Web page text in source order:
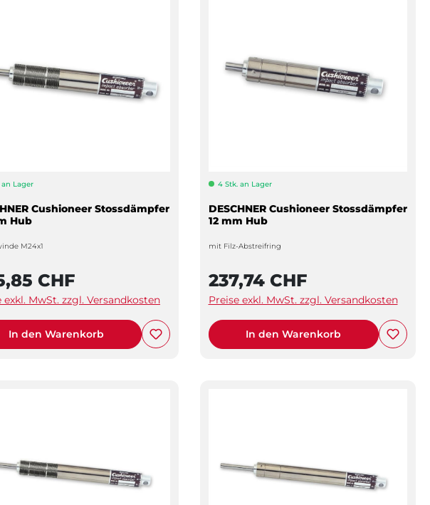
an Lager
Cushioneer Stossdämpfer
Hub
M24x1
CHF
exkl. MwSt. zzgl. Versandkosten
In den Warenkorb
4 Stk. an Lager
DESCHNER Cushioneer Stossdämpfer
12 mm Hub
mit Filz-Abstreifring
237,74 CHF
Preise exkl. MwSt. zzgl. Versandkosten
In den Warenkorb